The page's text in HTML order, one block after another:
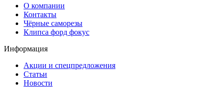
О компании
Контакты
Чёрные саморезы
Клипса форд фокус
Информация
Акции и спецпредложения
Статьи
Новости